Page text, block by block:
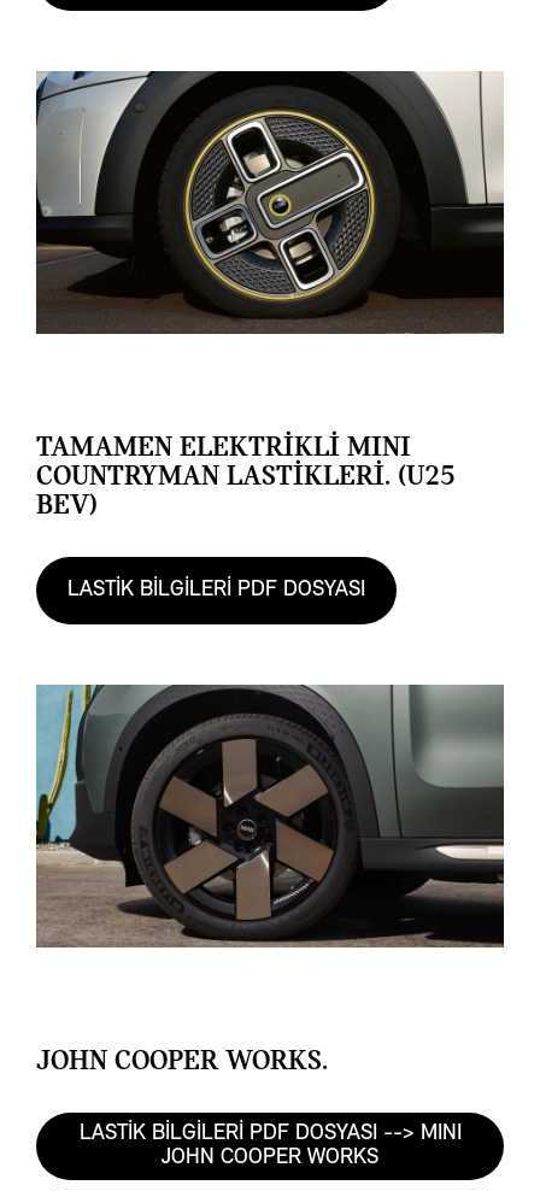
TAMAMEN ELEKTRİKLİ MINI
COUNTRYMAN LASTİKLERİ. (U25
BEV)
LASTİK BİLGİLERİ PDF DOSYASI
JOHN COOPER WORKS.
LASTİK BİLGİLERİ PDF DOSYASI --> MINI
JOHN COOPER WORKS